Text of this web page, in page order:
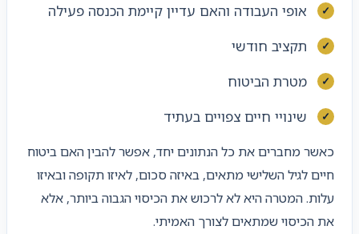
אופי העבודה והאם עדיין קיימת הכנסה פעילה
תקציב חודשי
מטרת הביטוח
שינויי חיים צפויים בעתיד
כאשר מחברים את כל הנתונים יחד, אפשר להבין האם ביטוח
חיים לגיל השלישי מתאים, באיזה סכום, לאיזו תקופה ובאיזו
עלות. המטרה היא לא לרכוש את הכיסוי הגבוה ביותר, אלא
את הכיסוי שמתאים לצורך האמיתי.